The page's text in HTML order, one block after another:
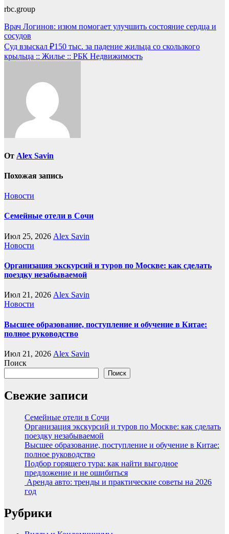
rbc.group
Навигация
по
записям
Врач Логинов: изюм помогает улучшить состояние сердца и
сосудов
Суд взыскал ₽150 тыс. за падение жильца со скользкого
крыльца :: Жилье :: РБК Недвижимость
От Alex Savin
Похожая запись
Новости
Семейные отели в Сочи
Июл 25, 2026 Alex Savin
Новости
Организация экскурсий и туров по Москве: как сделать
поездку незабываемой
Июл 21, 2026 Alex Savin
Новости
Высшее образование, поступление и обучение в Китае:
полное руководство
Июл 21, 2026 Alex Savin
Поиск
Поиск
Свежие записи
Семейные отели в Сочи
Организация экскурсий и туров по Москве: как сделать
поездку незабываемой
Высшее образование, поступление и обучение в Китае:
полное руководство
Подбор горящего тура: как найти выгодное
предложение и не ошибиться
Аренда авто: тренды и практические советы на 2026
год
Рубрики